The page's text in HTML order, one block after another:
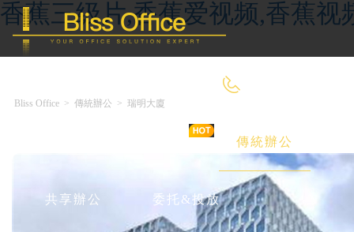
香蕉三级片,香蕉爱视频,香蕉视
傳統辦公
共享辦公 委托&投放
Bliss Office > 傳統辦公 > 瑞明大廈